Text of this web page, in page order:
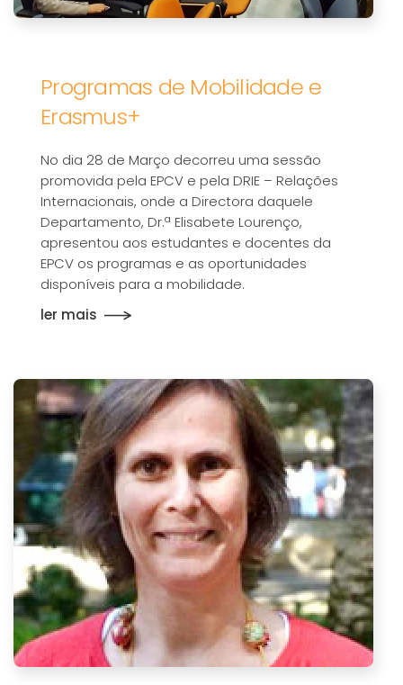
Programas de Mobilidade e
Erasmus+
No dia 28 de Março decorreu uma sessão
promovida pela EPCV e pela DRIE – Relações
Internacionais, onde a Directora daquele
Departamento, Dr.ª Elisabete Lourenço,
apresentou aos estudantes e docentes da
EPCV os programas e as oportunidades
disponíveis para a mobilidade.
ler mais